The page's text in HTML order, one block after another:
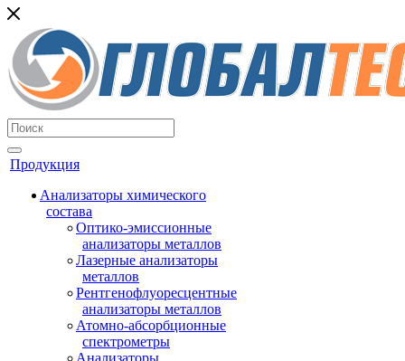
Продукция
Анализаторы химического
состава
Оптико-эмиссионные
анализаторы металлов
Лазерные анализаторы
металлов
Рентгенофлуоресцентные
анализаторы металлов
Атомно-абсорбционные
спектрометры
Анализаторы